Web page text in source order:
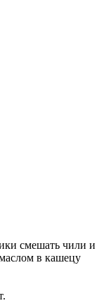
смешать чили и
в кашецу